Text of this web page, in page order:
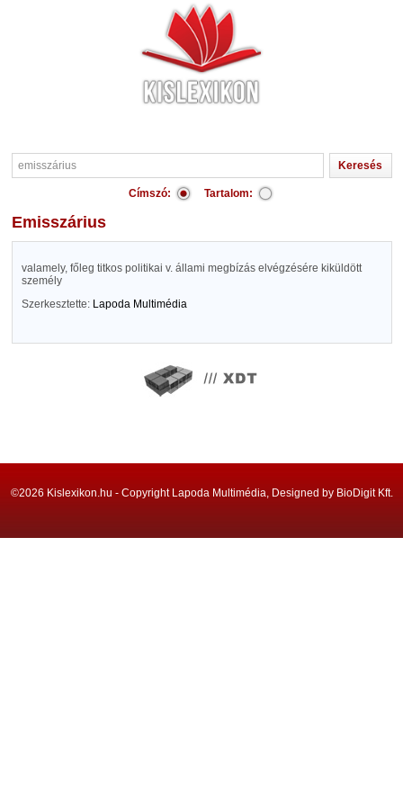
Címszó: Tartalom:
emisszárius
valamely, főleg titkos politikai v. állami megbízás elvégzésére kiküldött
személy
Szerkesztette: Lapoda Multimédia
©2026 Kislexikon.hu - Copyright Lapoda Multimédia, Designed by BioDigit Kft.